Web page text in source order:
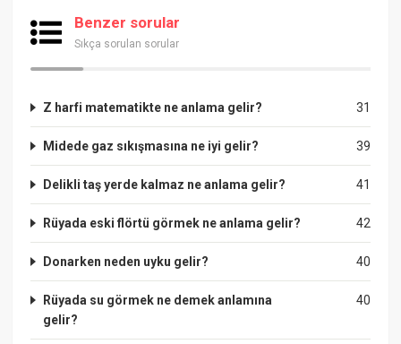
Benzer sorular
Sıkça sorulan sorular
31
Z harfi matematikte ne anlama gelir?
39
Midede gaz sıkışmasına ne iyi gelir?
41
Delikli taş yerde kalmaz ne anlama gelir?
42
Rüyada eski flörtü görmek ne anlama gelir?
40
Donarken neden uyku gelir?
40
Rüyada su görmek ne demek anlamına
gelir?